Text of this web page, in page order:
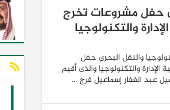
حفل مشروعات تخرج
والتكنولوجيا
والنقل البحري حفل
والتكنولوجيا والذى أقيم
عبد الغفار إسماعيل فرج ...